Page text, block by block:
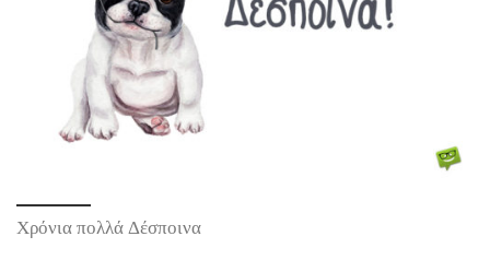
Χρόνια πολλά Δέσποινα